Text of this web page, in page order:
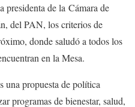
presidenta de la Cámara de
del PAN, los criterios de
donde saludó a todos los
en la Mesa.
una propuesta de política
programas de bienestar, salud,